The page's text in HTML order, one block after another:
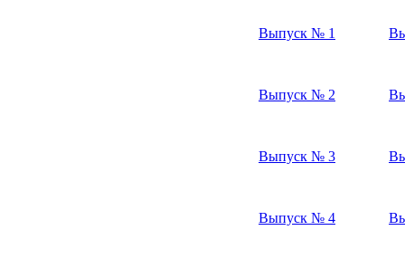
Выпуск № 1
Выпуск № 2
Выпуск № 3
Выпуск № 4